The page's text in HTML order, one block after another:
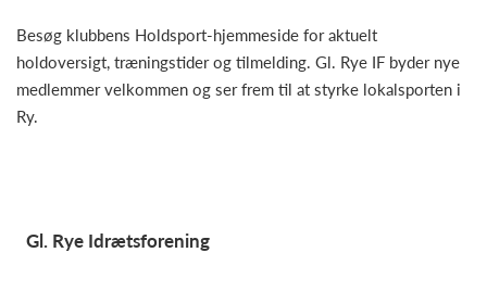
Besøg klubbens Holdsport-hjemmeside for aktuelt
holdoversigt, træningstider og tilmelding. Gl. Rye IF byder nye
medlemmer velkommen og ser frem til at styrke lokalsporten i
Ry.
Gl. Rye Idrætsforening